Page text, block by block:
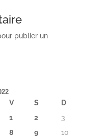
publier un
V S
D
1
2
3
8 9 10